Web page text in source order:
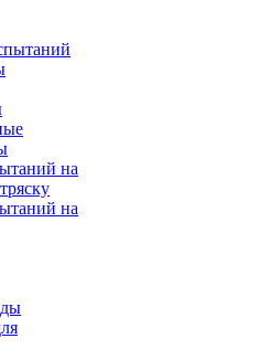
на
на